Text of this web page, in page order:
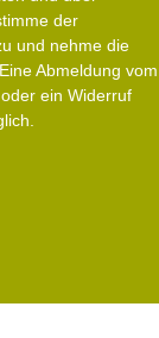
der
und nehme die
Abmeldung vom
ein Widerruf